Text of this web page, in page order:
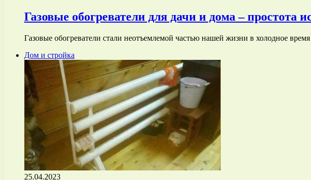
Газовые обогреватели для дачи и дома – простота
Газовые обогреватели стали неотъемлемой частью нашей жизни в холодное
Дом и стройка
25.04.2023